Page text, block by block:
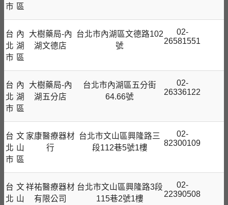
市 區
台
北
市
內
湖
區
大樹藥局-內
湖文德店
台北市內湖區文德路102
號
02-
26581551
台
北
市
內
湖
區
大樹藥局-內
湖五分店
台北市內湖區五分街
64.66號
02-
26336122
台
北
市
文
山
區
家康醫療器材
行
台北市文山區興隆路三
段112巷5號1樓
02-
82300109
台
北
文
山
祥祐醫療器材
有限公司
台北市文山區興隆路3段
115巷2號1樓
02-
22390508